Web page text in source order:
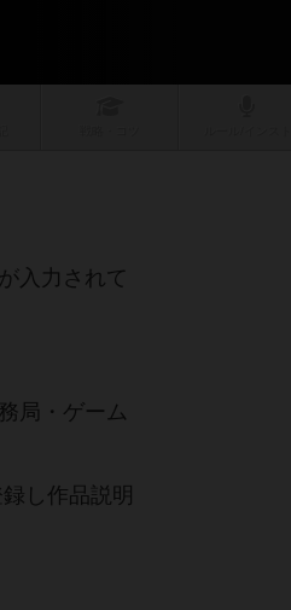
入力されて
局・ゲーム
し作品説明